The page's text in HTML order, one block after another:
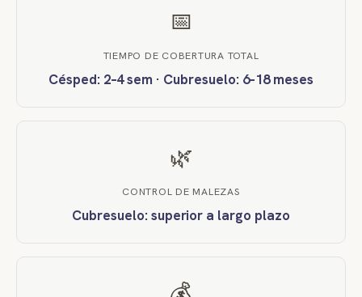
📅
TIEMPO DE COBERTURA TOTAL
Césped: 2–4 sem · Cubresuelo: 6–18 meses
🌿
CONTROL DE MALEZAS
Cubresuelo: superior a largo plazo